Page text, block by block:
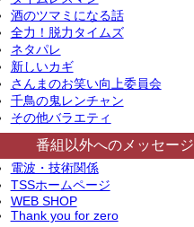
酒のツマミになる話
全力！脱力タイムズ
ネタパレ
新しいカギ
さんまのお笑い向上委員会
千鳥の鬼レンチャン
その他バラエティ
番組以外へのメッセージ
電波・技術関係
TSSホームページ
WEB SHOP
Thank you for zero